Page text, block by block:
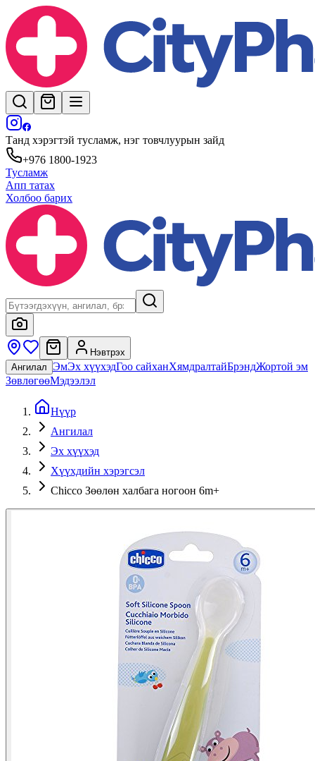
Танд хэрэгтэй тусламж, нэг товчлуурын зайд
+976 1800-1923
Тусламж
Апп татах
Холбоо барих
Нэвтрэх
Ангилал ЭмЭх хүүхэдГоо сайханХямдралтайБрэндЖортой эм
ЗөвлөгөөМэдээлэл
Нүүр
Ангилал
Эх хүүхэд
Хүүхдийн хэрэгсэл
Chicco Зөөлөн халбага ногоон 6m+